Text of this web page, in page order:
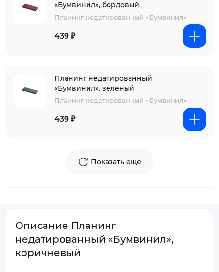
«Бумвинил», бордовый
Планинг недатированный «Бумвинил»
439 ₽
Планинг недатированный
«Бумвинил», зеленый
Планинг недатированный «Бумвинил»
439 ₽
Показать еще
Описание Планинг
недатированный «Бумвинил»,
коричневый